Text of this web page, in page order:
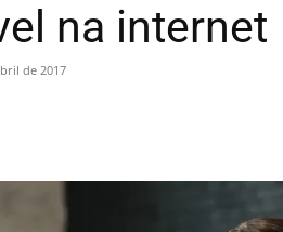
na internet
de 2017